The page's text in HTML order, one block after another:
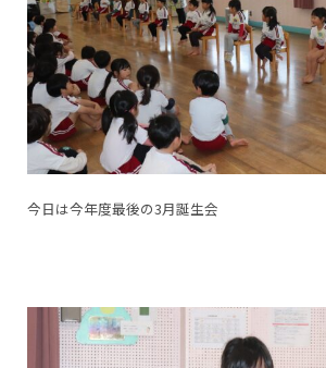
今日は今年度最後の3月誕生会